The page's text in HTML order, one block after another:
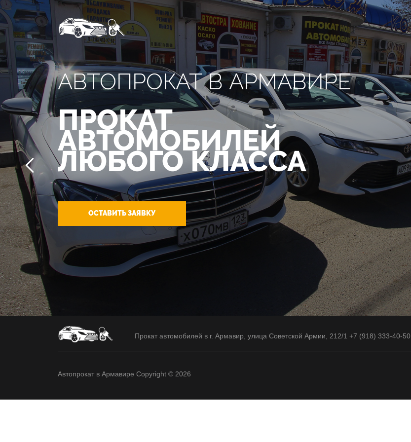
АВТОПРОКАТ В АРМАВИРЕ
ПРОКАТ
АВТОМОБИЛЕЙ
ЛЮБОГО КЛАССА
ОСТАВИТЬ ЗАЯВКУ
Прокат автомобилей в г. Армавир, улица Советской Армии, 212/1 +7 (918) 333-40-50
Автопрокат в Армавире Copyright © 2026